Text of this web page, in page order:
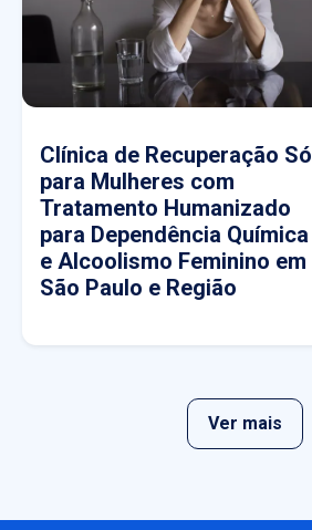
Clínica de Recuperação Só
para Mulheres com
Tratamento Humanizado
para Dependência Química
e Alcoolismo Feminino em
São Paulo e Região
Ver mais